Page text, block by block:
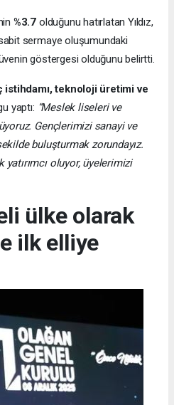
%3.7 olduğunu hatırlatan Yıldız,
sermaye oluşumundaki
göstergesi olduğunu belirtti.
teknoloji üretimi ve
yaptı: “Meslek liseleri ve
Gençlerimizi sanayi ve
buluşturmak zorundayız.
oluyor, üyelerimizi
ülke olarak
ilk elliye